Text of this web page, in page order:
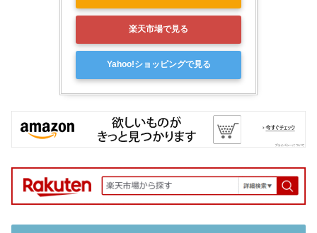
楽天市場で見る
Yahoo!ショッピングで見る